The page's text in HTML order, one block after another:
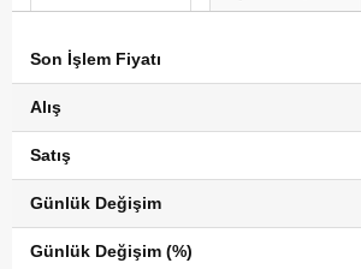
Son İşlem Fiyatı
Alış
Satış
Günlük Değişim
Günlük Değişim (%)